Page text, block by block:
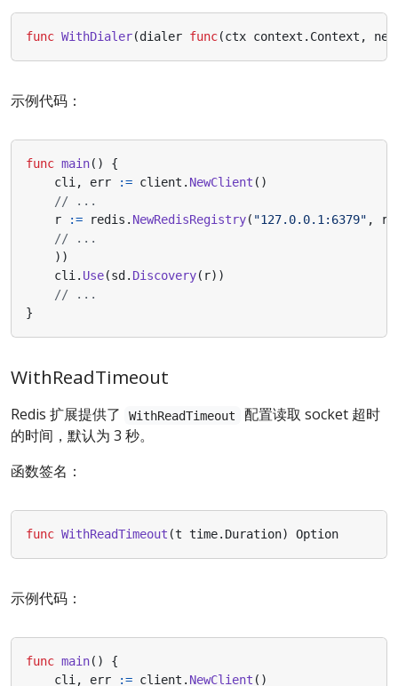
func WithDialer(dialer func(ctx context . Context ,
示例代码：
func main()
{
cli , err := client . NewClient ()
// ...
r
:= redis . NewRedisRegistry( "127.0.0.1:6379" ,
// ...
))
cli . Use(sd . Discovery( r))
// ...
}
WithReadTimeout
Redis 扩展提供了 WithReadTimeout
配置读取 socket 超时
的时间，默认为 3 秒。
函数签名：
func WithReadTimeout (t time. Duration) Option
示例代码：
func main()
{
cli, err := client . NewClient ()